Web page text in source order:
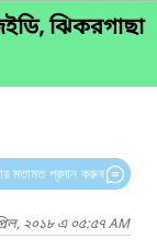
ঝিকরগাছা
মতামত প্রদান করুন
২০১৮ এ ০৫:৫৭ AM